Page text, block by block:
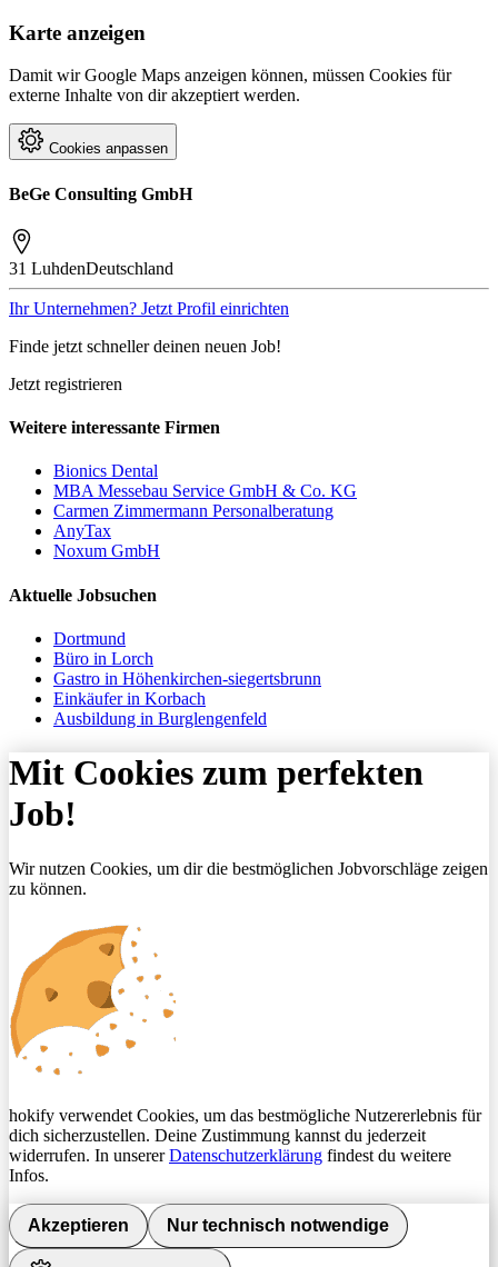
Karte anzeigen
Damit wir Google Maps anzeigen können, müssen Cookies für
externe Inhalte von dir akzeptiert werden.
Cookies anpassen
BeGe Consulting GmbH
31 LuhdenDeutschland
Ihr Unternehmen? Jetzt Profil einrichten
Finde jetzt schneller deinen neuen Job!
Jetzt registrieren
Weitere interessante Firmen
Bionics Dental
MBA Messebau Service GmbH & Co. KG
Carmen Zimmermann Personalberatung
AnyTax
Noxum GmbH
Aktuelle Jobsuchen
Dortmund
Büro in Lorch
Gastro in Höhenkirchen-siegertsbrunn
Einkäufer in Korbach
Ausbildung in Burglengenfeld
Mit Cookies zum perfekten
Job!
Wir nutzen Cookies, um dir die bestmöglichen Jobvorschläge zeigen
zu können.
hokify verwendet Cookies, um das bestmögliche Nutzererlebnis für
dich sicherzustellen. Deine Zustimmung kannst du jederzeit
widerrufen. In unsererDatenschutzerklärung findest du weitere
Infos.
Akzeptieren Nur technisch notwendige